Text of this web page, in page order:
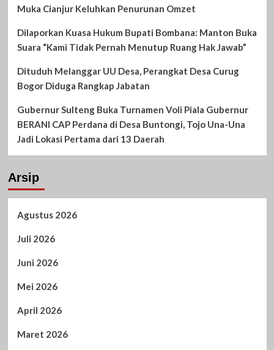
Muka Cianjur Keluhkan Penurunan Omzet
Dilaporkan Kuasa Hukum Bupati Bombana: Manton Buka
Suara “Kami Tidak Pernah Menutup Ruang Hak Jawab”
Dituduh Melanggar UU Desa, Perangkat Desa Curug
Bogor Diduga Rangkap Jabatan
Gubernur Sulteng Buka Turnamen Voli Piala Gubernur
BERANI CAP Perdana di Desa Buntongi, Tojo Una-Una
Jadi Lokasi Pertama dari 13 Daerah
Arsip
Agustus 2026
Juli 2026
Juni 2026
Mei 2026
April 2026
Maret 2026